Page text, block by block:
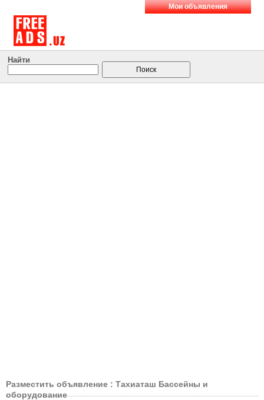
Мои объявления
Найти
Разместить объявление : Тахиаташ Бассейны и
оборудование